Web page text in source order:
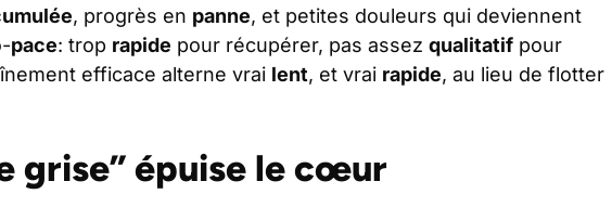
, progrès en panne, et petites douleurs qui deviennent
pace: trop rapide pour récupérer, pas assez qualitatif pour
efficace alterne vrai lent, et vrai rapide, au lieu de flotter
grise” épuise le cœur